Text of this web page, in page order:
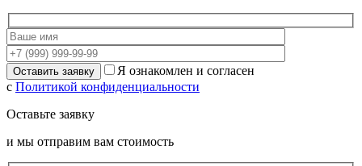
Я ознакомлен и согласен
с Политикой конфиденциальности
Оставьте заявку
и мы отправим вам стоимость